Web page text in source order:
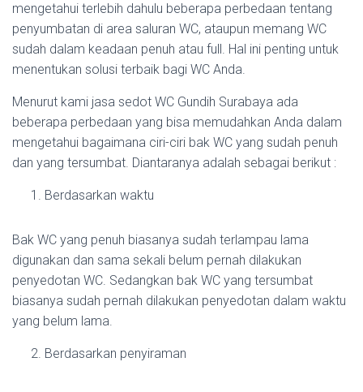
mengetahui terlebih dahulu beberapa perbedaan tentang
penyumbatan di area saluran WC, ataupun memang WC
sudah dalam keadaan penuh atau full. Hal ini penting untuk
menentukan solusi terbaik bagi WC Anda.
Menurut kami jasa sedot WC Gundih Surabaya ada
beberapa perbedaan yang bisa memudahkan Anda dalam
mengetahui bagaimana ciri-ciri bak WC yang sudah penuh
dan yang tersumbat. Diantaranya adalah sebagai berikut :
Berdasarkan waktu
Bak WC yang penuh biasanya sudah terlampau lama
digunakan dan sama sekali belum pernah dilakukan
penyedotan WC. Sedangkan bak WC yang tersumbat
biasanya sudah pernah dilakukan penyedotan dalam waktu
yang belum lama.
Berdasarkan penyiraman